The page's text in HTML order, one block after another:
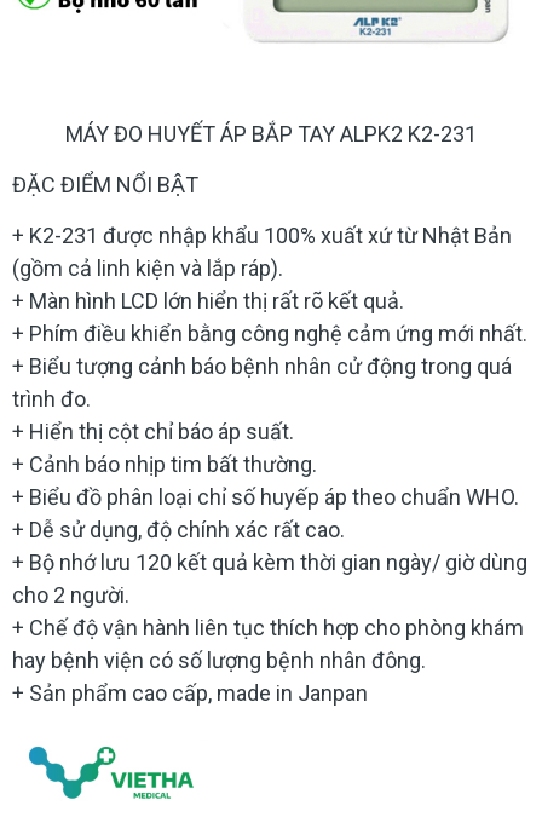
MÁY ĐO HUYẾT ÁP BẮP TAY ALPK2 K2-231
ĐẶC ĐIỂM NỔI BẬT
+ K2-231 được nhập khẩu 100% xuất xứ từ Nhật Bản
(gồm cả linh kiện và lắp ráp).
+ Màn hình LCD lớn hiển thị rất rõ kết quả.
+ Phím điều khiển bằng công nghệ cảm ứng mới nhất.
+ Biểu tượng cảnh báo bệnh nhân cử động trong quá
trình đo.
+ Hiển thị cột chỉ báo áp suất.
+ Cảnh báo nhịp tim bất thường.
+ Biểu đồ phân loại chỉ số huyếp áp theo chuẩn WHO.
+ Dễ sử dụng, độ chính xác rất cao.
+ Bộ nhớ lưu 120 kết quả kèm thời gian ngày/ giờ dùng
cho 2 người.
+ Chế độ vận hành liên tục thích hợp cho phòng khám
hay bệnh viện có số lượng bệnh nhân đông.
+ Sản phẩm cao cấp, made in Janpan